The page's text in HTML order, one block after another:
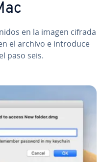
en la imagen cifrada
el archivo e introduce
paso seis.